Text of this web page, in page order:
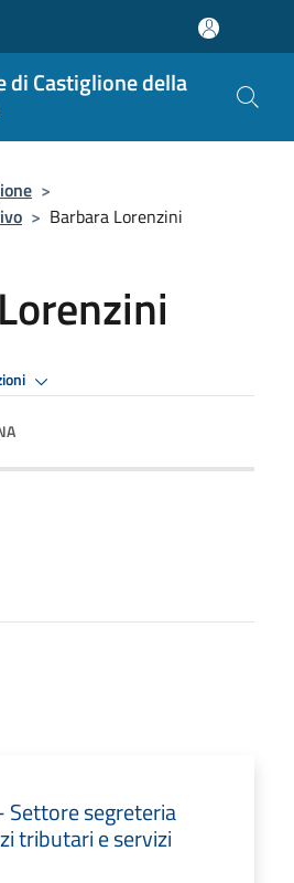
di Castiglione della
>
> Barbara Lorenzini
Settore segreteria
tributari e servizi